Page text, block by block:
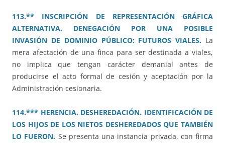
113.** INSCRIPCIÓN DE REPRESENTACIÓN GRÁFICA
ALTERNATIVA. DENEGACIÓN POR UNA POSIBLE
INVASIÓN DE DOMINIO PÚBLICO: FUTUROS VIALES. La
mera afectación de una finca para ser destinada a viales,
no implica que tengan carácter demanial antes de
producirse el acto formal de cesión y aceptación por la
Administración cesionaria.
114.*** HERENCIA. DESHEREDACIÓN. IDENTIFICACIÓN DE
LOS HIJOS DE LOS NIETOS DESHEREDADOS QUE TAMBIÉN
LO FUERON. Se presenta una instancia privada, con firma